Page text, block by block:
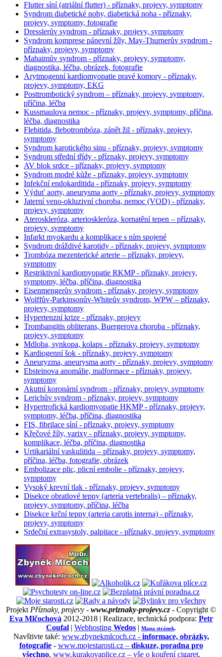
Flutter síní (atriální flutter) - příznaky, projevy, symptomy
Syndrom diabetické nohy, diabetická noha - příznaky,
projevy, symptomy, fotografie
Dresslerův syndrom - příznaky, projevy, symptomy
Syndrom komprese pánevní žíly, May-Thurnerův syndrom -
příznaky, projevy, symptomy
Mahaimův syndrom - příznaky, projevy, symptomy,
diagnostika, léčba, obrázek, fotografie
Arytmogenní kardiomyopatie pravé komory - příznaky,
projevy, symptomy, EKG
Posttrombotický syndrom – příznaky, projevy, symptomy,
příčina, léčba
Kussmaulova nemoc - příznaky, projevy, symptomy, příčina,
léčba, diagnostika
Flebitida, flebotrombóza, zánět žil - příznaky, projevy,
symptomy
Syndrom karotického sinu - příznaky, projevy, symptomy
Syndrom střední třídy - příznaky, projevy, symptomy
AV blok srdce - příznaky, projevy, symptomy
Syndrom modré kůže - příznaky, projevy, symptomy
Infekční endokarditida - příznaky, projevy, symptomy
Výduť aorty, aneurysma aorty - příznaky, projevy, symptomy
Jaterní veno-okluzivní choroba, nemoc (VOD) - příznaky,
projevy, symptomy
Ateroskleróza, arterioskleróza, kornatění tepen – příznaky,
projevy, symptomy
Infarkt myokardu a komplikace s ním spojené
Syndrom dráždivé karotidy - příznaky, projevy, symptomy
Trombóza mezenterické arterie – příznaky, projevy,
symptomy
Restriktivní kardiomyopatie RKMP - příznaky, projevy,
symptomy, léčba, příčina, diagnostika
Eisenmengerův syndrom - příznaky, projevy, symptomy
Wolffův-Parkinsonův-Whiteův syndrom, WPW – příznaky,
projevy, symptomy
Hypertenzní krize - příznaky, projevy
Trombangitis obliterans, Buergerova choroba - příznaky,
projevy, symptomy
Mdloba, synkopa, kolaps - příznaky, projevy, symptomy
Kardiogenní šok - příznaky, projevy, symptomy
Aneuryzma, aneurysma aorty - příznaky, projevy, symptomy
Ebsteinova anomálie, malformace - příznaky, projevy,
symptomy
Akutní koronární syndrom - příznaky, projevy, symptomy
Lerichův syndrom - příznaky, projevy, symptomy
Hypertrofická kardiomyopatie HKMP - příznaky, projevy,
symptomy, léčba, příčina, diagnostika
FIS, fibrilace síní - příznaky, projevy, symptomy
Křečové žíly, varixy - příznaky, projevy, symptomy,
komplikace, léčba, příčina, diagnostika
Urtikariální vaskulitida – příznaky, projevy, symptomy,
příčina, léčba, fotografie, obrázek
Embolizace plic, plicní embolie - příznaky, projevy,
symptomy
Vysoký krevní tlak - příznaky, projevy, symptomy
Disekce obratlové tepny (arteria vertebralis) – příznaky,
projevy, symptomy, příčina, léčba
Disekce krční tepny (arteria carotis interna) - příznaky,
projevy, symptomy
Srdeční extrasystoly, palpitace - příznaky, projevy, symptomy
ProjektPříznaky, projevy - www.priznaky-projevy.cz - Copyright ©
Eva Mlčochová2012-2018 | Realizace, technická podpora: Petr
Coufal | Webhosting Wedos | Mapa stránek.
Navštivte také: www.zbynekmlcoch.cz - informace, obrázky,
fotografie- www.mojestarosti.cz – diskuze, poradna pro
všechno, www.kurakovaplice.cz – vše o kouření cigaret,